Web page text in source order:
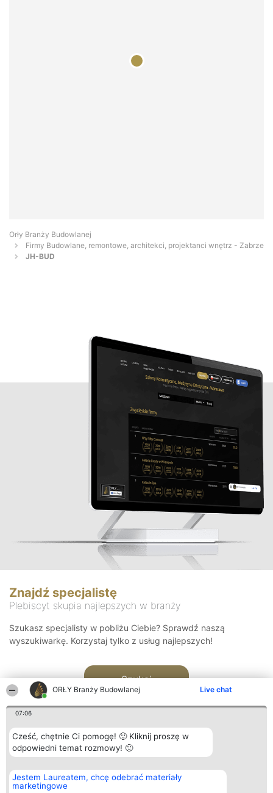
ORŁY Branży Budowlanej Live chat
07:06
Cześć, chętnie Ci pomogę! 🙂 Kliknij proszę w
odpowiedni temat rozmowy! 🙂
Jestem Laureatem, chcę odebrać materiały
marketingowe
Orły Branży Budowlanej
Firmy Budowlane, remontowe, architekci, projektanci wnętrz - Zabrze
JH-BUD
Znajdź specjalistę
Plebiscyt skupia najlepszych w branży
Szukasz specjalisty w pobliżu Ciebie? Sprawdź naszą
wyszukiwarkę. Korzystaj tylko z usług najlepszych!
Szukaj
Organizator plebiscytu
Bright Side Solutions sp. z o.
o. sp. k.
Plebiscyt
Laureaci
Kontakt
Kontakt